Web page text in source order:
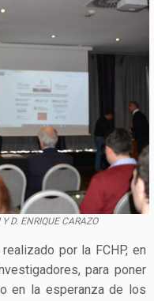
CARAZO
por la FCHP, en
para poner
en la esperanza de los